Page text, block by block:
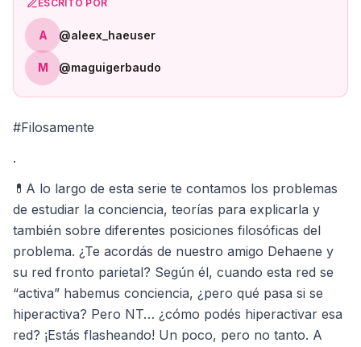
ESCRITO POR
A @aleex_haeuser
M @maguigerbaudo
#Filosamente
.
💊A lo largo de esta serie te contamos los problemas
de estudiar la conciencia, teorías para explicarla y
también sobre diferentes posiciones filosóficas del
problema. ¿Te acordás de nuestro amigo Dehaene y
su red fronto parietal? Según él, cuando esta red se
“activa” habemus conciencia, ¿pero qué pasa si se
hiperactiva? Pero NT… ¿cómo podés hiperactivar esa
red? ¡Estás flasheando! Un poco, pero no tanto. A